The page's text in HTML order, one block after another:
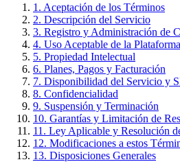
1. Aceptación de los Términos
2. Descripción del Servicio
3. Registro y Administración de
4. Uso Aceptable de la Plataforma
5. Propiedad Intelectual
6. Planes, Pagos y Facturación
7. Disponibilidad del Servicio y
8. Confidencialidad
9. Suspensión y Terminación
10. Garantías y Limitación de
11. Ley Aplicable y Resolución
12. Modificaciones a estos
13. Disposiciones Generales